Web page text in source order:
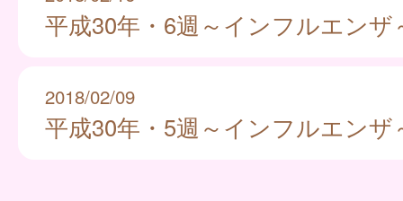
平成30年・6週～インフルエンザ
2018/02/09
平成30年・5週～インフルエンザ